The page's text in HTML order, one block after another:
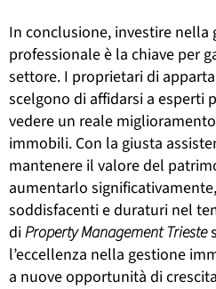
In conclusione, investire
professionale è la chiave per
settore. I proprietari di
scelgono di affidarsi a esperti
vedere un reale
immobili. Con la giusta
mantenere il valore del
aumentarlo
soddisfacenti e duraturi nel
diProperty Management Trieste
l’eccellenza nella gestione
a nuove opportunità di